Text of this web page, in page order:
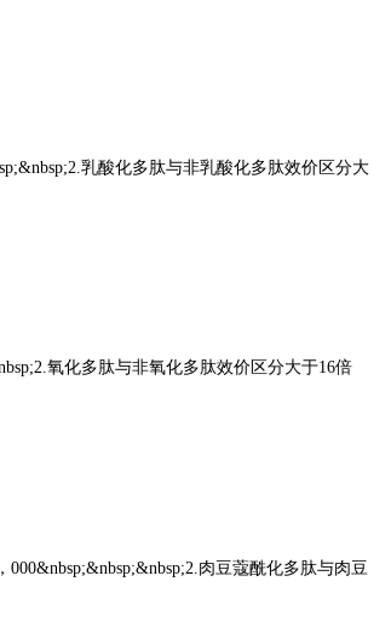
乳酸化多肽与非乳酸化多肽效价区分大
氧化多肽与非氧化多肽效价区分大于16倍
肉豆蔻酰化多肽与肉豆